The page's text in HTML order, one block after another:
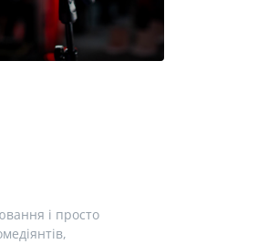
і просто